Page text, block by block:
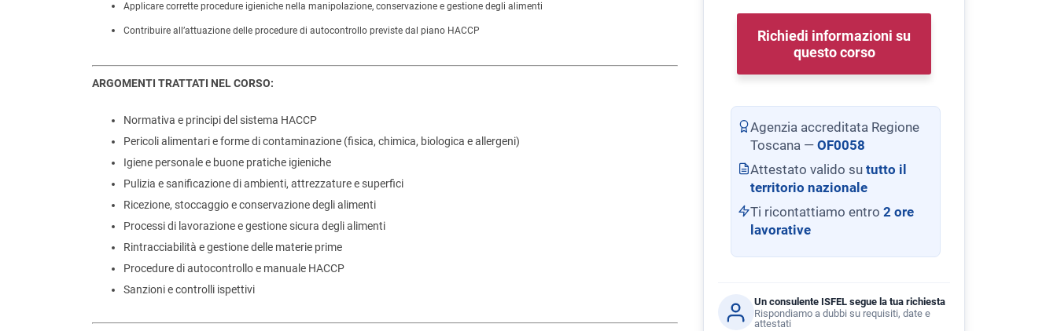
Applicare corrette procedure igieniche nella manipolazione, conservazione e gestione degli alimenti
Contribuire all’attuazione delle procedure di autocontrollo previste dal piano HACCP
ARGOMENTI TRATTATI NEL CORSO:
Normativa e principi del sistema HACCP
Pericoli alimentari e forme di contaminazione (fisica, chimica, biologica e allergeni)
Igiene personale e buone pratiche igieniche
Pulizia e sanificazione di ambienti, attrezzature e superfici
Ricezione, stoccaggio e conservazione degli alimenti
Processi di lavorazione e gestione sicura degli alimenti
Rintracciabilità e gestione delle materie prime
Procedure di autocontrollo e manuale HACCP
Sanzioni e controlli ispettivi
Richiedi informazioni su
questo corso
Agenzia accreditata Regione
Toscana —OF0058
Attestato valido sututto il
territorio nazionale
Ti ricontattiamo entro2 ore
lavorative
Un consulente ISFEL segue la tua richiesta
Rispondiamo a dubbi su requisiti, date e
attestati